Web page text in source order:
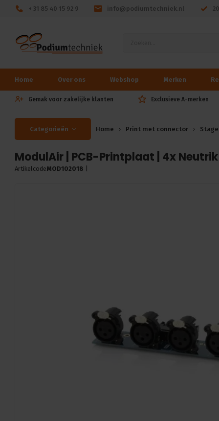
+ 31 85 40 15 92 9 info@podiumtechniek.nl
Home Over ons Webshop Merken
Gemak voor zakelijke klanten Exclusieve A-merken
Categorieën Home Print met connector
ModulAir | PCB-Printplaat | 4x Neutrik
ArtikelcodeMOD102018